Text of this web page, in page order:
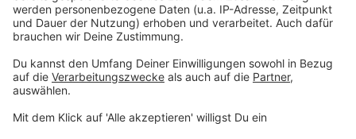
Alexa, starte Life Radio und spiele 80er.
Alexa, starte Life Radio und spiele 90er.
Alexa, starte Life Radio und spiele Classic Rock.
Alexa, starte Life Radio und spiele Chill Out.
Alexa, starte Life Radio und spiele Sommer